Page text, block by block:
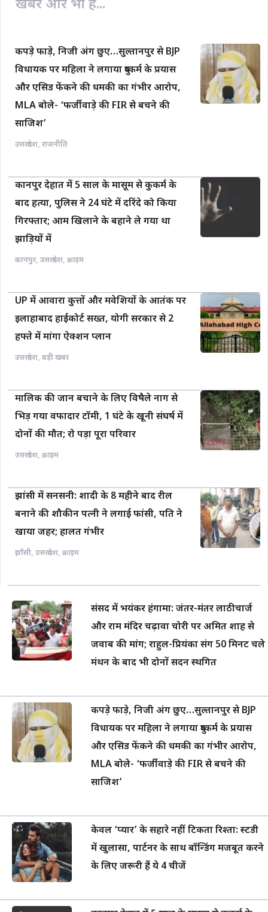
खबरें और भी हैं...
कपड़े फाड़े, निजी अंग छुए…सुल्तानपुर से BJP
विधायक पर महिला ने लगाया दुष्कर्म के प्रयास
और एसिड फेंकने की धमकी का गंभीर आरोप,
MLA बोले- ‘फर्जीवाड़े की FIR से बचने की
साजिश’
उत्तरप्रदेश, राजनीति
कानपुर देहात में 5 साल के मासूम से कुकर्म के
बाद हत्या, पुलिस ने 24 घंटे में दरिंदे को किया
गिरफ्तार; आम खिलाने के बहाने ले गया था
झाड़ियों में
कानपुर, उत्तरप्रदेश, क्राइम
UP में आवारा कुत्तों और मवेशियों के आतंक पर
इलाहाबाद हाईकोर्ट सख्त, योगी सरकार से 2
हफ्ते में मांगा ऐक्शन प्लान
उत्तरप्रदेश, बड़ी खबर
मालिक की जान बचाने के लिए विषैले नाग से
भिड़ गया वफादार टॉमी, 1 घंटे के खूनी संघर्ष में
दोनों की मौत; रो पड़ा पूरा परिवार
उत्तरप्रदेश, क्राइम
झांसी में सनसनी: शादी के 8 महीने बाद रील
बनाने की शौकीन पत्नी ने लगाई फांसी, पति ने
खाया जहर; हालत गंभीर
झाँसी, उत्तरप्रदेश, क्राइम
संसद में भयंकर हंगामा: जंतर-मंतर लाठीचार्ज
और राम मंदिर चढ़ावा चोरी पर अमित शाह से
जवाब की मांग; राहुल-प्रियंका संग 50 मिनट चले
मंथन के बाद भी दोनों सदन स्थगित
कपड़े फाड़े, निजी अंग छुए…सुल्तानपुर से BJP
विधायक पर महिला ने लगाया दुष्कर्म के प्रयास
और एसिड फेंकने की धमकी का गंभीर आरोप,
MLA बोले- ‘फर्जीवाड़े की FIR से बचने की
साजिश’
केवल ‘प्यार’ के सहारे नहीं टिकता रिश्ता: स्टडी
में खुलासा, पार्टनर के साथ बॉन्डिंग मजबूत करने
के लिए जरूरी हैं ये 4 चीजें